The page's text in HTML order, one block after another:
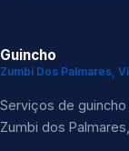
Guincho
Zumbi Dos Palmares,
Serviços de
Zumbi dos